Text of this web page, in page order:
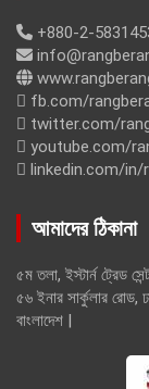
+880-2-
fb.com/
twitter.com/
youtube.com/
linkedin.com/in/
আমাদের ঠিকানা
৫ম তলা, ইস্টার্ন ট্রেড
৫৬ ইনার সার্কুলার রোড,
বাংলাদেশ |